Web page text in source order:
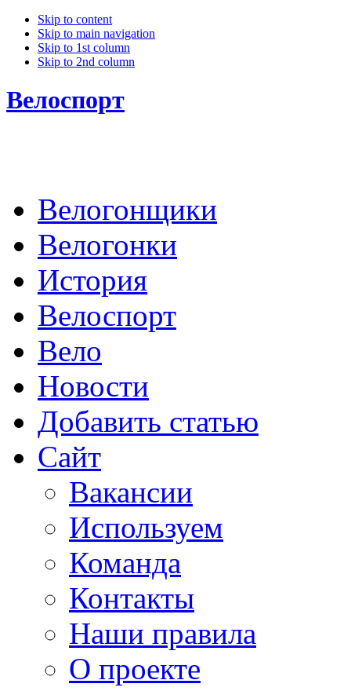
Skip to content
Skip to main navigation
Skip to 1st column
Skip to 2nd column
Велоспорт
Велогонщики
Велогонки
История
Велоспорт
Вело
Новости
Добавить статью
Сайт
Вакансии
Используем
Команда
Контакты
Наши правила
О проекте